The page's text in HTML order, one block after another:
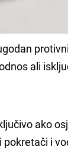
ali
ako
i